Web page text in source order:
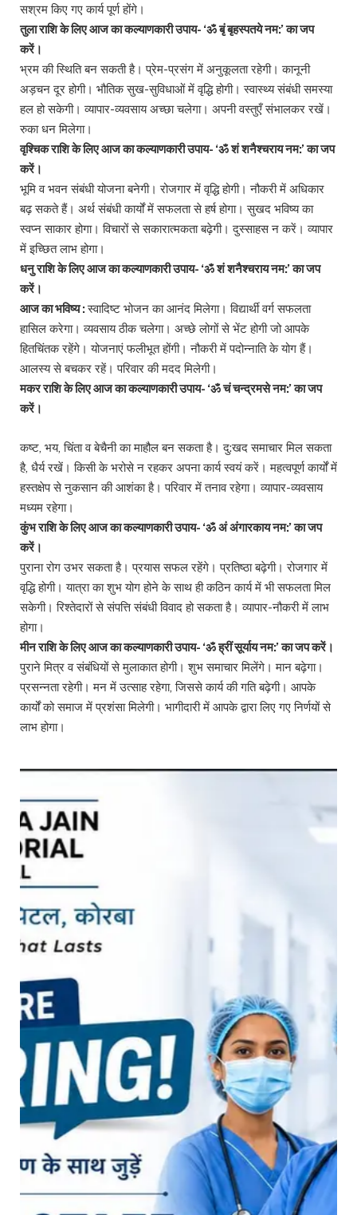
सश्रम किए गए कार्य पूर्ण होंगे।
तुला राशि के लिए आज का कल्याणकारी उपाय- ‘ॐ बृं बृहस्पतये नम:’ का जप
करें।
भ्रम की स्थिति बन सकती है। प्रेम-प्रसंग में अनुकूलता रहेगी। कानूनी
अड़चन दूर होगी। भौतिक सुख-सुविधाओं में वृद्धि होगी। स्वास्थ्य संबंधी समस्या
हल हो सकेगी। व्यापार-व्यवसाय अच्छा चलेगा। अपनी वस्तुएँ संभालकर रखें।
रुका धन मिलेगा।
वृश्चिक राशि के लिए आज का कल्याणकारी उपाय- ‘ॐ शं शनैश्चराय नम:’ का जप
करें।
भूमि व भवन संबंधी योजना बनेगी। रोजगार में वृद्धि होगी। नौकरी में अधिकार
बढ़ सकते हैं। अर्थ संबंधी कार्यों में सफलता से हर्ष होगा। सुखद भविष्य का
स्वप्न साकार होगा। विचारों से सकारात्मकता बढ़ेगी। दुस्साहस न करें। व्यापार
में इच्छित लाभ होगा।
धनु राशि के लिए आज का कल्याणकारी उपाय- ‘ॐ शं शनैश्चराय नम:’ का जप
करें।
आज का भविष्य :स्वादिष्ट भोजन का आनंद मिलेगा। विद्यार्थी वर्ग सफलता
हासिल करेगा। व्यवसाय ठीक चलेगा। अच्छे लोगों से भेंट होगी जो आपके
हितचिंतक रहेंगे। योजनाएं फलीभूत होंगी। नौकरी में पदोन्नाति के योग हैं।
आलस्य से बचकर रहें। परिवार की मदद मिलेगी।
मकर राशि के लिए आज का कल्याणकारी उपाय- ‘ॐ चं चन्द्रमसे नम:’ का जप
करें।
कष्ट, भय, चिंता व बेचैनी का माहौल बन सकता है। दु:खद समाचार मिल सकता
है, धैर्य रखें। किसी के भरोसे न रहकर अपना कार्य स्वयं करें। महत्वपूर्ण कार्यों में
हस्तक्षेप से नुकसान की आशंका है। परिवार में तनाव रहेगा। व्यापार-व्यवसाय
मध्यम रहेगा।
कुंभ राशि के लिए आज का कल्याणकारी उपाय- ‘ॐ अं अंगारकाय नम:’ का जप
करें।
पुराना रोग उभर सकता है। प्रयास सफल रहेंगे। प्रतिष्ठा बढ़ेगी। रोजगार में
वृद्धि होगी। यात्रा का शुभ योग होने के साथ ही कठिन कार्य में भी सफलता मिल
सकेगी। रिश्तेदारों से संपत्ति संबंधी विवाद हो सकता है। व्यापार-नौकरी में लाभ
होगा।
मीन राशि के लिए आज का कल्याणकारी उपाय- ‘ॐ ह्रीं सूर्याय नम:’ का जप करें।
पुराने मित्र व संबंधियों से मुलाकात होगी। शुभ समाचार मिलेंगे। मान बढ़ेगा।
प्रसन्नता रहेगी। मन में उत्साह रहेगा, जिससे कार्य की गति बढ़ेगी। आपके
कार्यों को समाज में प्रशंसा मिलेगी। भागीदारी में आपके द्वारा लिए गए निर्णयों से
लाभ होगा।